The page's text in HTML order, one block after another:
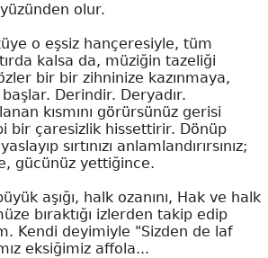
yüzünden olur.
o eşsiz hançeresiyle, tüm
kalsa da, müziğin tazeliği
bir bir zihninize kazınmaya,
Derindir. Deryadır.
kısmını görürsünüz gerisi
bir çaresizlik hissettirir. Dönüp
sırtınızı anlamlandırırsınız;
gücünüz yettiğince.
aşığı, halk ozanını, Hak ve halk
bıraktığı izlerden takip edip
Kendi deyimiyle "Sizden de laf
eksiğimiz affola...